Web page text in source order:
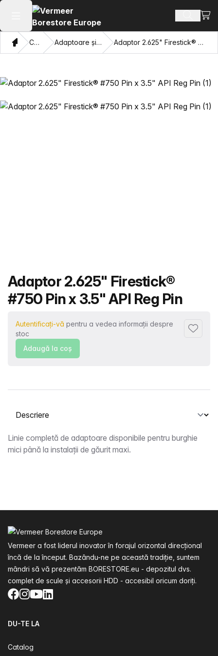
Deschide meniul principal Căutați
Domiciliu
Catalog Adaptoare și ochi care trag Adaptor 2.625" Firestick® #750 Pin x 3.5" API Reg Pin
Nume produs
Adaptor 2.625" Firestick®
#750 Pin x 3.5" API Reg Pin
Autentificați-vă pentru a vedea informații despre
stoc
Adaugă la coş
Selectați o filă
Descriere
Linie completă de adaptoare disponibile pentru burghie
mici până la instalații de găurit maxi.
Vermeer a fost liderul inovator în forajul orizontal direcțional
încă de la început. Bazându-ne pe această tradiție, suntem
mândri să vă prezentăm BORESTORE.eu - depozitul dvs.
complet de scule și accesorii HDD - accesibil oricum doriți.
Facebook
Instagram
YouTube
LinkedIn
DU-TE LA
Catalog